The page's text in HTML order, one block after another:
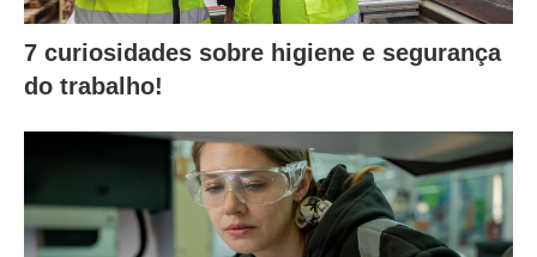
7 curiosidades sobre higiene e segurança
do trabalho!